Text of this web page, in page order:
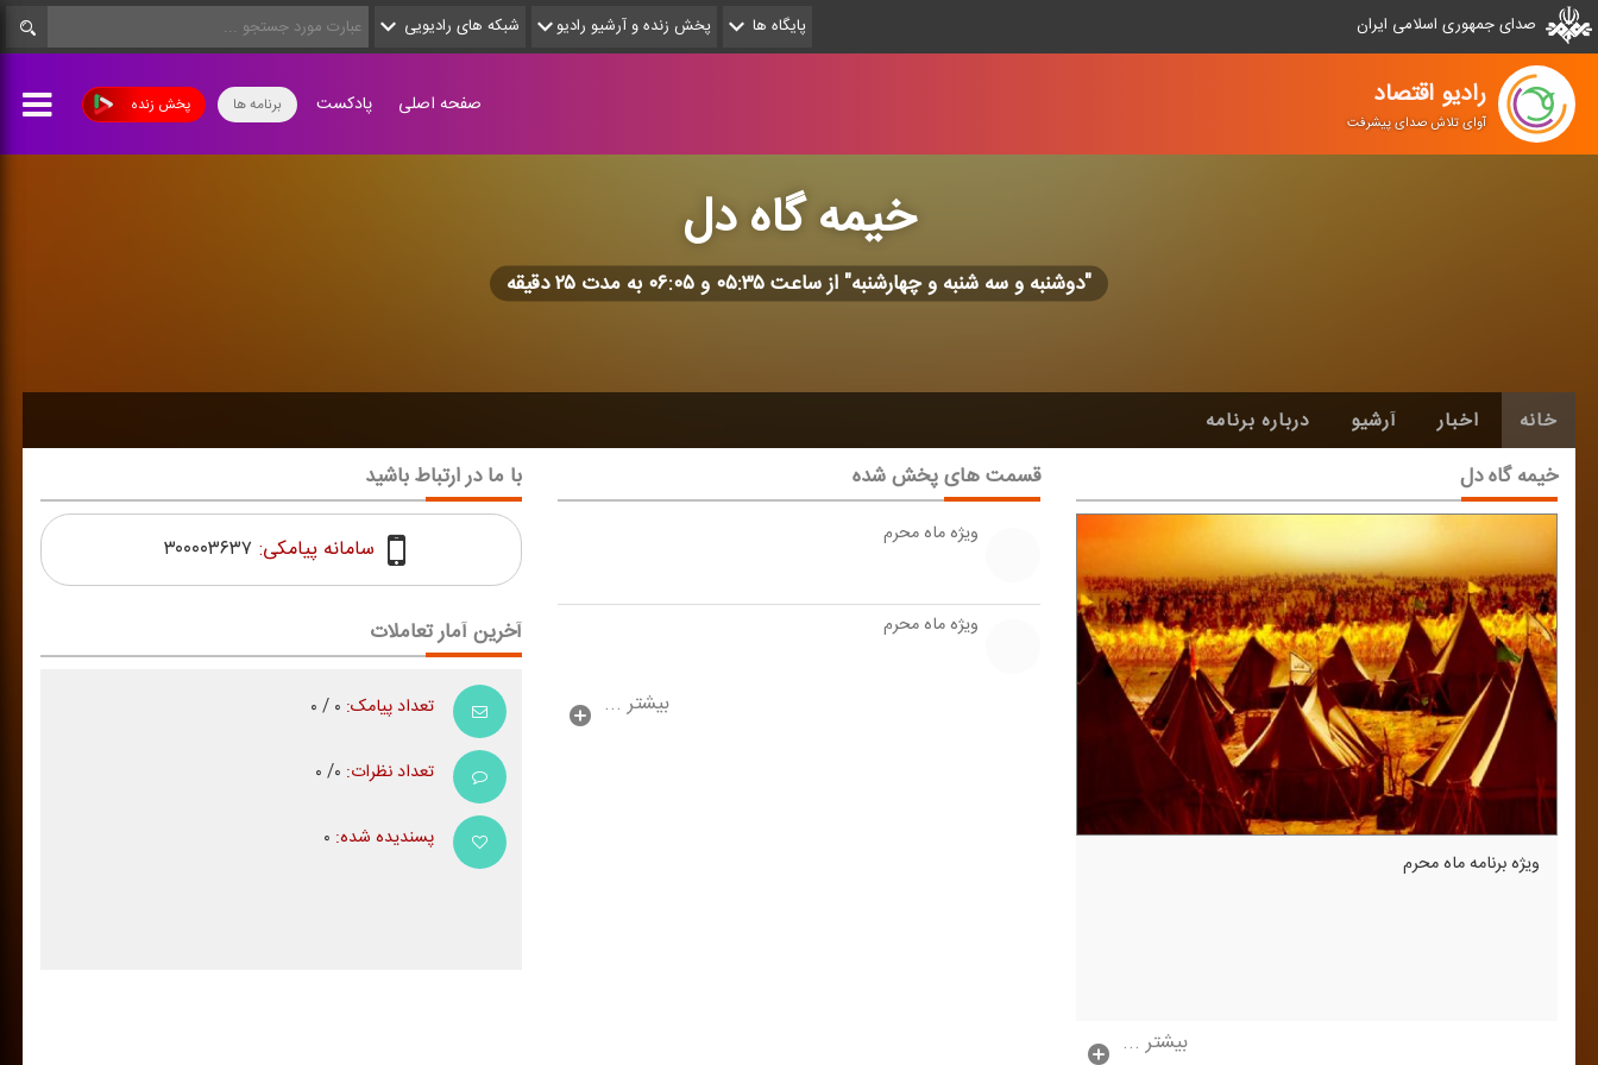
صدای جمهوری اسلامی ایران پایگاه ها پخش زنده و آرشیو رادیو شبکه های رادیویی
رادیو اقتصاد
آوای تلاش صدای پیشرفت
پخش زنده برنامه ها صفحه اصلی پادکست
خیمه گاه دل
"دوشنبه و سه شنبه و چهارشنبه" از ساعت ۰۵:۳۵ و ۰۶:۰۵ به مدت ۲۵ دقیقه
خانه اخبار آرشیو درباره برنامه
خیمه گاه دل
ویژه برنامه ماه محرم
بیشتر ...
قسمت های پخش شده
ویژه ماه محرم
ویژه ماه محرم
بیشتر ...
با ما در ارتباط باشید
سامانه پیامکی: ۳۰۰۰۰۳۶۳۷
آخرین آمار تعاملات
تعداد پیامک:
تعداد نظرات:
پسندیده شده: